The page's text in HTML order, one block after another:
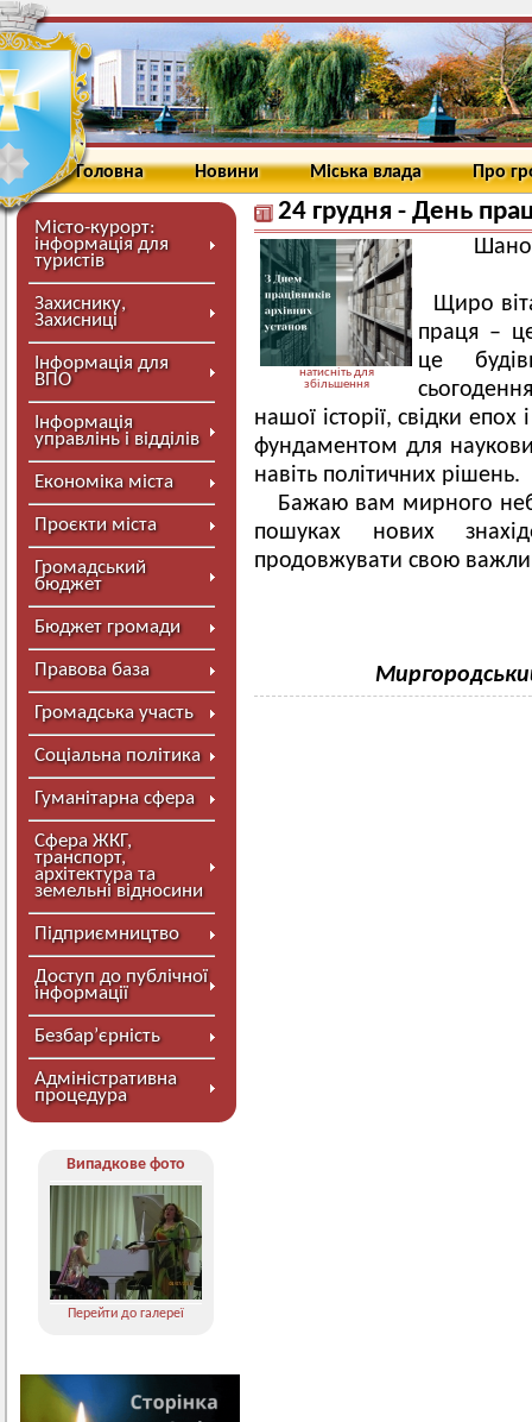
Головна Новини Міська влада Про
Місто-курорт:
інформація для
туристів
Захиснику,
Захисниці
Інформація для
ВПО
Інформація
управлінь і відділів
Економіка міста
Проєкти міста
Громадський
бюджет
Бюджет громади
Правова база
Громадська участь
Соціальна політика
Гуманітарна сфера
Сфера ЖКГ,
транспорт,
архітектура та
земельні відносини
Підприємництво
Доступ до публічної
інформації
Безбар’єрність
Адміністративна
процедура
Випадкове фото
Перейти до галереї
24 грудня - День
натисніть для
збільшення
Щиро
праця –
це
нашої історії, свідки
фундаментом для
навіть політичних рішень.
Бажаю вам мирного
пошуках нових
продовжувати свою